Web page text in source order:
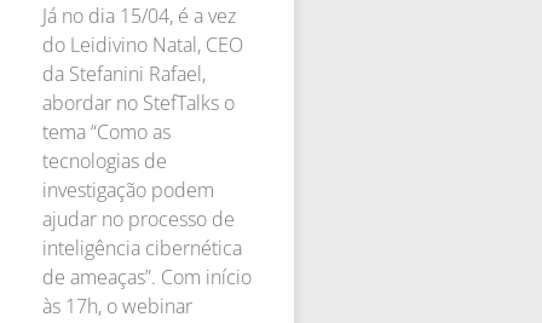
Já no dia 15/04, é a vez
do Leidivino Natal, CEO
da Stefanini Rafael,
abordar no StefTalks o
tema “Como as
tecnologias de
investigação podem
ajudar no processo de
inteligência cibernética
de ameaças”. Com início
às 17h, o webinar